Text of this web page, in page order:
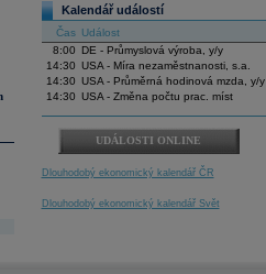
Kalendář událostí
Čas Událost
8:00
DE - Průmyslová výroba, y/y
14:30 USA - Míra nezaměstnanosti, s.a.
14:30 USA - Průměrná hodinová mzda, y/y
14:30 USA - Změna počtu prac. míst
UDÁLOSTI ONLINE
Dlouhodobý ekonomický kalendář ČR
Dlouhodobý ekonomický kalendář Svět